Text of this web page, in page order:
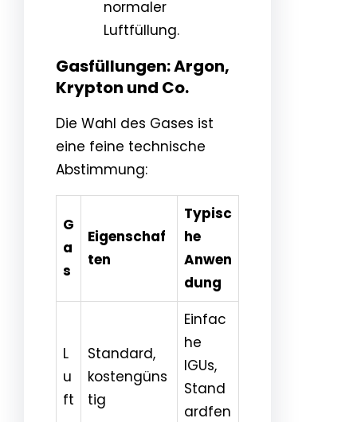
normaler
Luftfüllung.
Gasfüllungen: Argon,
Krypton und Co.
Die Wahl des Gases ist
eine feine technische
Abstimmung:
G
a
s
Eigenschaf
ten
Typisc
he
Anwen
dung
L
u
ft
Standard,
kostengüns
tig
Einfac
he
IGUs,
Stand
ardfen